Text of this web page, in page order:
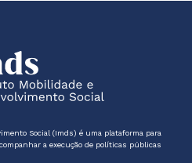
Social (Imds) é uma plataforma para
a execução de políticas públicas